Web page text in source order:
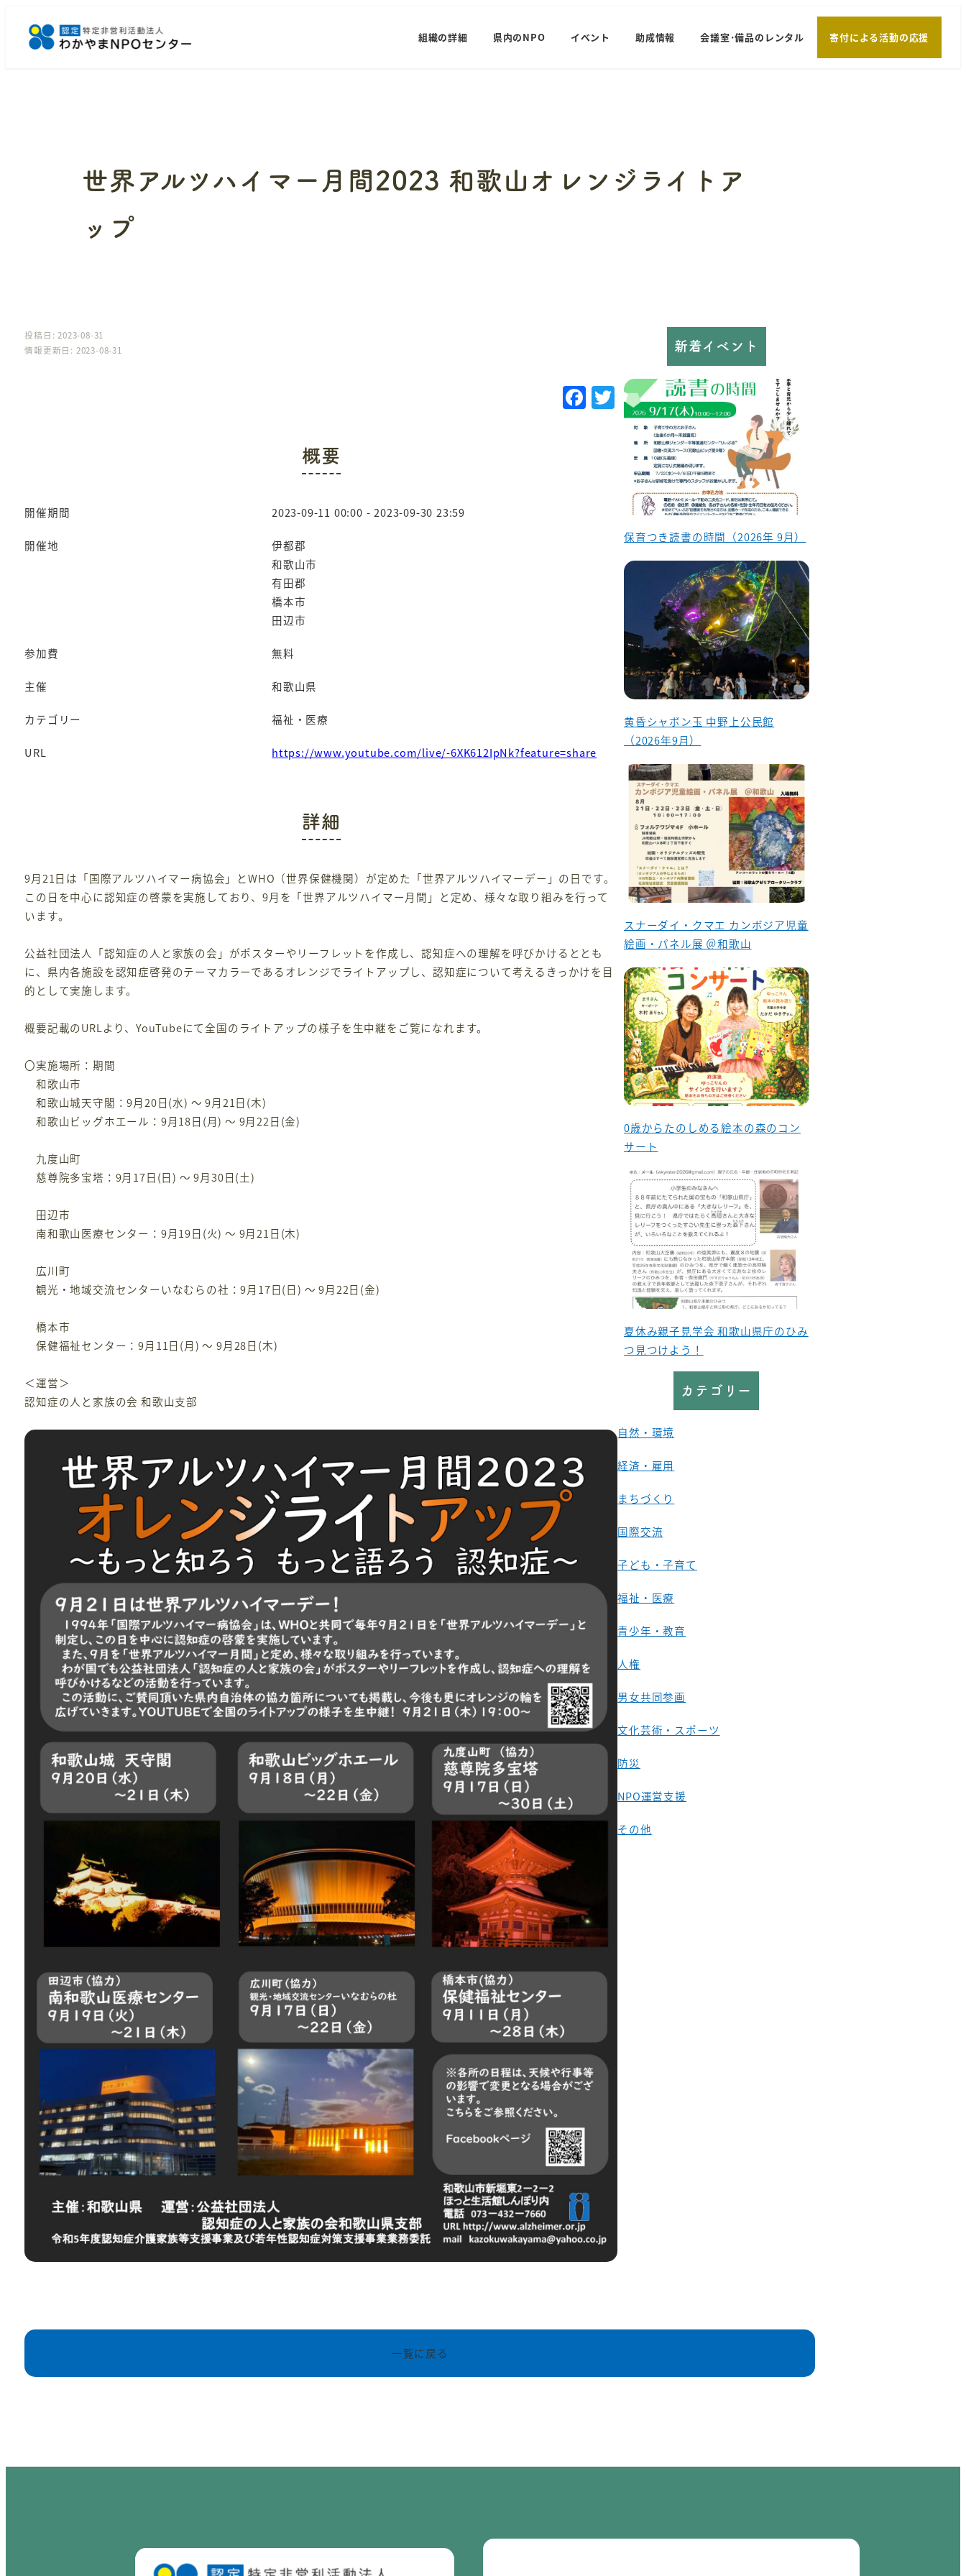
組織の詳細 県内のNPO イベント 助成情報 会議室･備品のレンタル 寄付による活動の応援
世界アルツハイマー月間2023 和歌山オレンジライトア
ップ
投稿日: 2023-08-31
情報更新日: 2023-08-31
F T
w
te
概要
開催期間 2023-09-11 00:00 - 2023-09-30 23:59
開催地
伊都郡
和歌山市
有田郡
橋本市
田辺市
参加費 無料
主催 和歌山県
カテゴリー 福祉・医療
URL https://www.youtube.com/live/-6XK612IpNk?feature=share
詳細
9月21日は「国際アルツハイマー病協会」とWHO（世界保健機関）が定めた「世界アルツハイマーデー」の日です。
この日を中心に認知症の啓蒙を実施しており、9月を「世界アルツハイマー月間」と定め、様々な取り組みを行って
います。
公益社団法人「認知症の人と家族の会」がポスターやリーフレットを作成し、認知症への理解を呼びかけるととも
に、県内各施設を認知症啓発のテーマカラーであるオレンジでライトアップし、認知症について考えるきっかけを目
的として実施します。
概要記載のURLより、YouTubeにて全国のライトアップの様子を生中継をご覧になれます。
〇実施場所：期間
和歌山市
和歌山城天守閣：9月20日(水) ～ 9月21日(木)
和歌山ビッグホエール：9月18日(月) ～ 9月22日(金)
九度山町
慈尊院多宝塔：9月17日(日) ～ 9月30日(土)
田辺市
南和歌山医療センター：9月19日(火) ～ 9月21日(木)
広川町
観光・地域交流センターいなむらの社：9月17日(日) ～ 9月22日(金)
橋本市
保健福祉センター：9月11日(月) ～ 9月28日(木)
＜運営＞
認知症の人と家族の会 和歌山支部
新着イベント
保育つき読書の時間（2026年 9月）
黄昏シャボン玉 中野上公民館
（2026年9月）
スナーダイ・クマエ カンボジア児童
絵画・パネル展 ＠和歌山
0歳からたのしめる絵本の森のコン
サート
夏休み親子見学会 和歌山県庁のひみ
つ見つけよう！
カテゴリー
自然・環境
経済・雇用
まちづくり
国際交流
子ども・子育て
福祉・医療
青少年・教育
人権
男女共同参画
文化芸術・スポーツ
防災
NPO運営支援
その他
一覧に戻る